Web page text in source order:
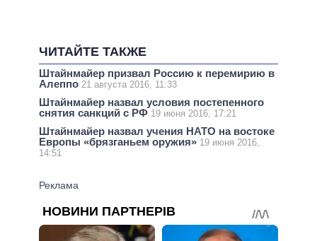
ЧИТАЙТЕ ТАКЖЕ
Штайнмайер призвал Россию к перемирию в
Алеппо 21 августа 2016, 11:33
Штайнмайер назвал условия постепенного
снятия санкций с РФ 19 июня 2016, 17:21
Штайнмайер назвал учения НАТО на востоке
Европы «брязганьем оружия» 19 июня 2016,
14:51